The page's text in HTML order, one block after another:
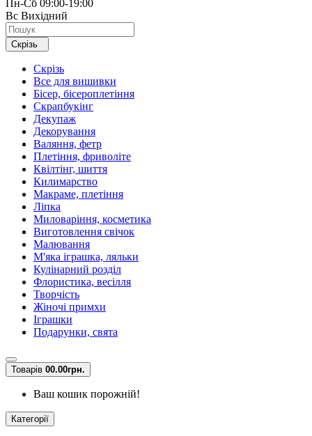
Пн-Сб 09:00-19:00
Вс Вихідний
Скрізь
Скрізь
Все для вишивки
Бісер, бісероплетіння
Скрапбукінг
Декупаж
Декорування
Валяння, фетр
Плетіння, фриволіте
Квілтінг, шиття
Килимарство
Макраме, плетіння
Ліпка
Миловаріння, косметика
Виготовлення свічок
Малювання
М'яка іграшка, ляльки
Кулінарний розділ
Флористика, весілля
Творчість
Жіночі примхи
Іграшки
Подарунки, свята
Товарів 00.00грн.
Ваш кошик порожній!
Категорії